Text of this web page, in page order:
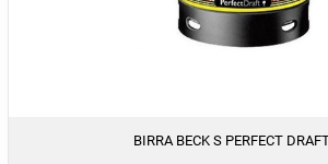
BIRRA BECK S PERFECT